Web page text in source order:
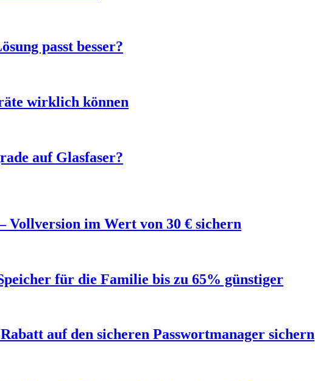
passt besser?
wirklich können
auf Glasfaser?
Vollversion im Wert von 30 € sichern
für die Familie bis zu 65% günstiger
auf den sicheren Passwortmanager sichern